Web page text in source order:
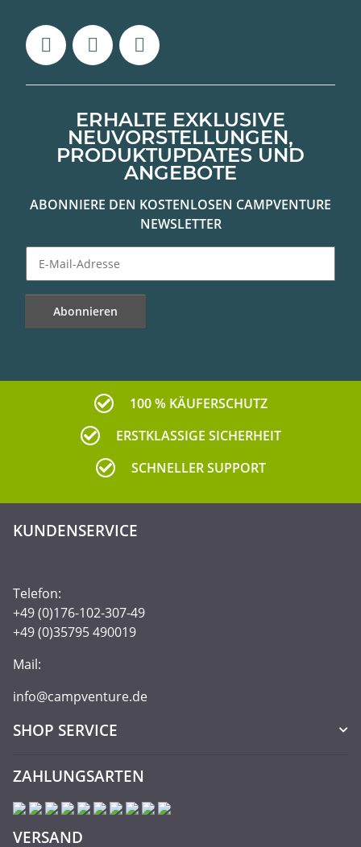
ERHALTE EXKLUSIVE
NEUVORSTELLUNGEN,
PRODUKTUPDATES UND
ANGEBOTE
ABONNIERE DEN KOSTENLOSEN CAMPVENTURE
NEWSLETTER
Abonnieren
100 % KÄUFERSCHUTZ
ERSTKLASSIGE SICHERHEIT
SCHNELLER SUPPORT
KUNDENSERVICE
Telefon:
+49 (0)176-102-307-49
+49 (0)35795 490019
Mail:
info@campventure.de
SHOP SERVICE
ZAHLUNGSARTEN
VERSAND